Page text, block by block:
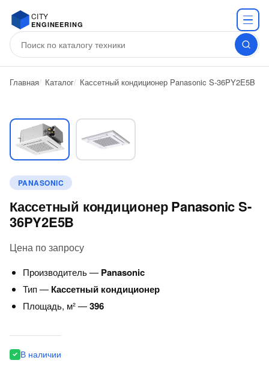
CITY
ENGINEERING
Главная Каталог Кассетный кондиционер Panasonic S-36PY2E5B
PANASONIC
Кассетный кондиционер Panasonic S-
36PY2E5B
Цена по запросу
Производитель — Panasonic
Тип — Кассетный кондиционер
Площадь, м² —396
В наличии